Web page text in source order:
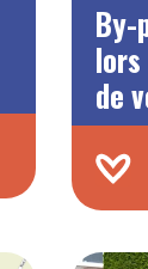
By-
de